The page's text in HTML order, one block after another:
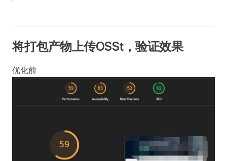
将打包产物上传OSSt，验证效果
优化前